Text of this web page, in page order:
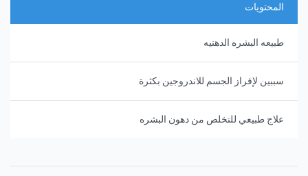
المحتويات
طبيعه البشره الدهنيه
سببين لإفراز الجسم للاندروجين بكثرة
علاج طبيعي للتخلص من دهون البشره